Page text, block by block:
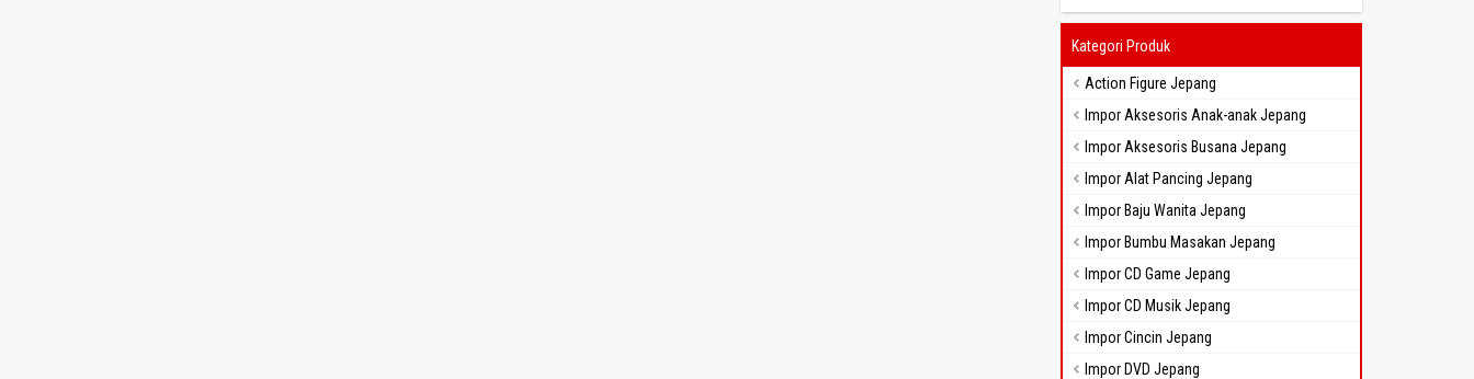
Kategori Produk
Action Figure Jepang
Impor Aksesoris Anak-anak Jepang
Impor Aksesoris Busana Jepang
Impor Alat Pancing Jepang
Impor Baju Wanita Jepang
Impor Bumbu Masakan Jepang
Impor CD Game Jepang
Impor CD Musik Jepang
Impor Cincin Jepang
Impor DVD Jepang